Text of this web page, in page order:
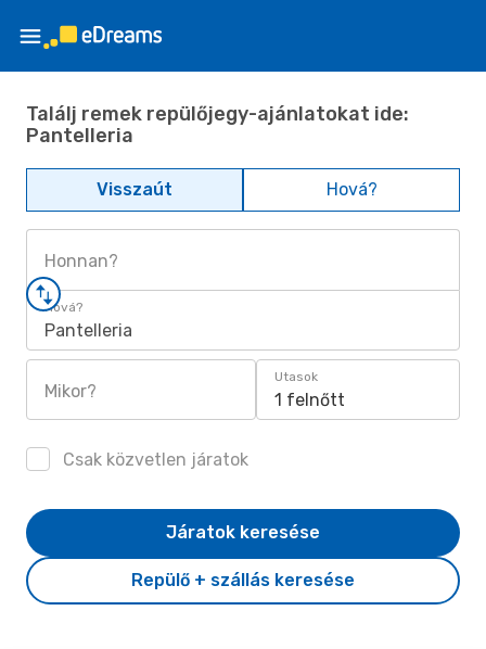
Találj remek repülőjegy-ajánlatokat ide:
Pantelleria
Visszaút Hová?
Honnan?
Hová?
Pantelleria
Mikor?
Utasok
1 felnőtt
Csak közvetlen járatok
Repülő + szállás keresése
Járatok keresése